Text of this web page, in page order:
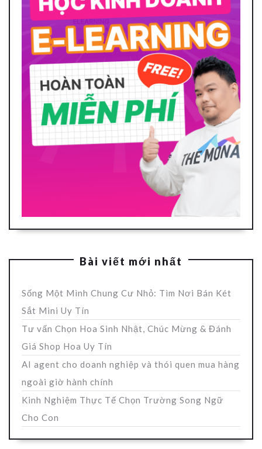
Bài viết mới nhất
Sống Một Mình Chung Cư Nhỏ: Tìm Nơi Bán Két
Sắt Mini Uy Tín
Tư vấn Chọn Hoa Sinh Nhật, Chúc Mừng & Đánh
Giá Shop Hoa Uy Tín
AI agent cho doanh nghiệp và thói quen mua hàng
ngoài giờ hành chính
Kinh Nghiệm Thực Tế Chọn Trường Song Ngữ
Cho Con